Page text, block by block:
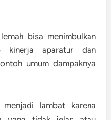
bisa menimbulkan
kinerja aparatur dan
umum dampaknya
menjadi lambat karena